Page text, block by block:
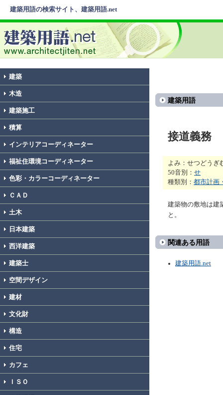
建築用語の検索サイト、建築用語.net
建築
木造
建築施工
積算
インテリアコーディネーター
福祉住環境コーディネーター
色彩・カラーコーディネーター
ＣＡＤ
土木
日本建築
西洋建築
建築士
空間デザイン
建材
文化財
構造
住宅
カフェ
ＩＳＯ
建築用語
接道義務
よみ：せつどうぎ
50音別： せ
種類別： 都市計画
建築物の敷地は建
と。
関連ある用語
建築用語.net